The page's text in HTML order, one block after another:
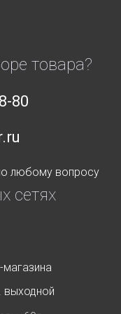
товара?
80
любому вопросу
сетях
магазина
выходной